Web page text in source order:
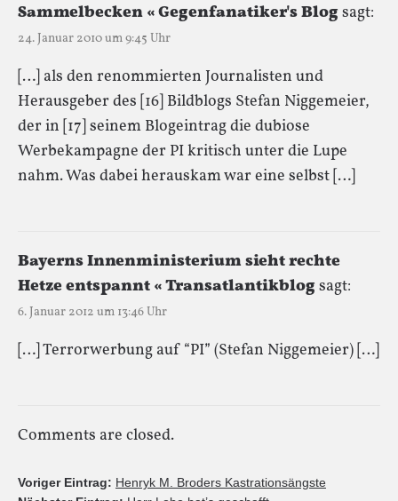
Sammelbecken « Gegenfanatiker's Blogsagt:
24. Januar 2010 um 9:45 Uhr
[…] als den renommierten Journalisten und
Herausgeber des [16] Bildblogs Stefan Niggemeier,
der in [17] seinem Blogeintrag die dubiose
Werbekampagne der PI kritisch unter die Lupe
nahm. Was dabei herauskam war eine selbst […]
Bayerns Innenministerium sieht rechte
Hetze entspannt « Transatlantikblogsagt:
6. Januar 2012 um 13:46 Uhr
[…] Terrorwerbung auf “PI” (Stefan Niggemeier) […]
Comments are closed.
Voriger Eintrag: Henryk M. Broders Kastrationsängste